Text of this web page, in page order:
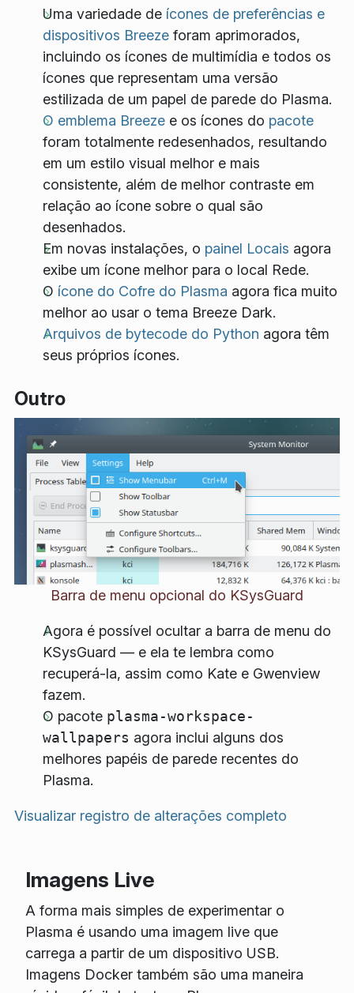
Uma variedade de ícones de preferências e
dispositivos Breeze foram aprimorados,
incluindo os ícones de multimídia e todos os
ícones que representam uma versão
estilizada de um papel de parede do Plasma.
O emblema Breeze e os ícones do pacote
foram totalmente redesenhados, resultando
em um estilo visual melhor e mais
consistente, além de melhor contraste em
relação ao ícone sobre o qual são
desenhados.
Em novas instalações, o painel Locais agora
exibe um ícone melhor para o local Rede.
O ícone do Cofre do Plasma agora fica muito
melhor ao usar o tema Breeze Dark.
Arquivos de bytecode do Python agora têm
seus próprios ícones.
Outro
Barra de menu opcional do KSysGuard
Agora é possível ocultar a barra de menu do
KSysGuard — e ela te lembra como
recuperá-la, assim como Kate e Gwenview
fazem.
O pacote plasma-workspace-
wallpapers agora inclui alguns dos
melhores papéis de parede recentes do
Plasma.
Visualizar registro de alterações completo
Imagens Live
A forma mais simples de experimentar o
Plasma é usando uma imagem live que
carrega a partir de um dispositivo USB.
Imagens Docker também são uma maneira